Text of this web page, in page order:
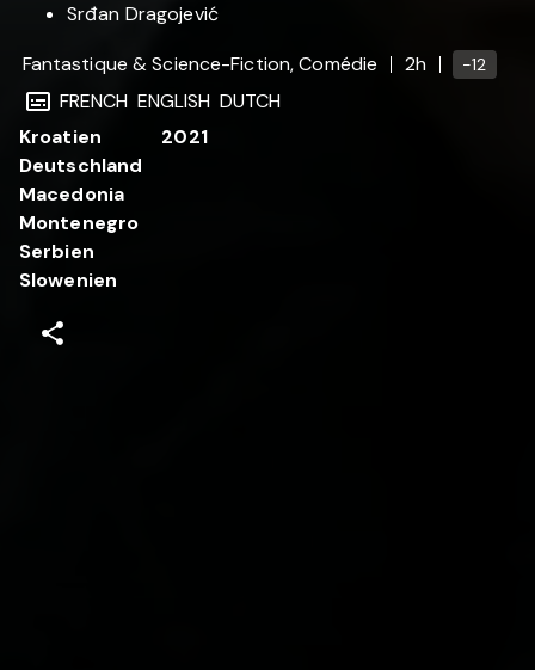
Srđan Dragojević
Fantastique & Science-Fiction, Comédie
2h -12
FRENCH ENGLISH DUTCH
Kroatien
Deutschland
Macedonia
Montenegro
Serbien
Slowenien
2021